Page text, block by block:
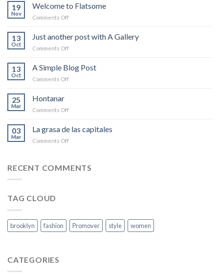
19
Nov
Welcome to Flatsome
Comments Offon
Flatsome
13
Oct
Just another post with A Gallery
Comments Offon
another
post
with
13
Oct
A Simple Blog Post
Comments Offon
Post
25
Mar
Hontanar
Comments Offon
03
Mar
La grasa de las capitales
Comments Offon
de
RECENT COMMENTS
TAG CLOUD
brooklyn fashion Promover style women
CATEGORIES